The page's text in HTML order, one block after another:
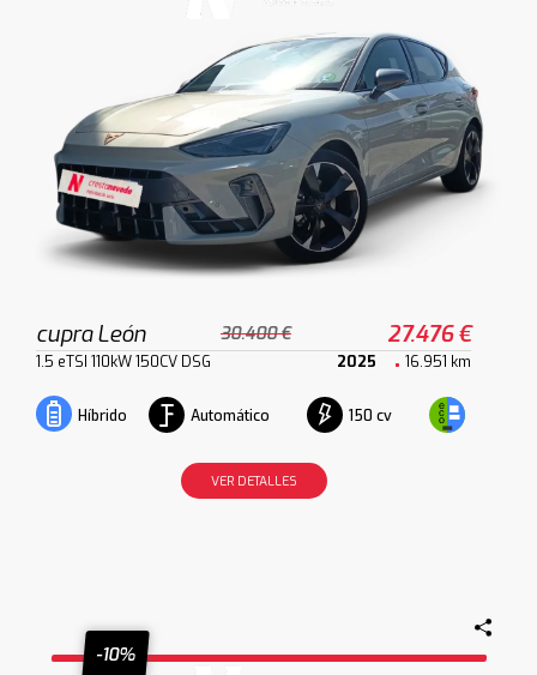
cupra León 30.400 € 27.476 €
1.5 eTSI 110kW 150CV DSG 2025 16.951 km
Híbrido Automático 150 cv
VER DETALLES
-10%